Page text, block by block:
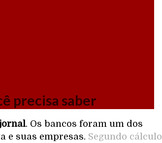
precisa saber
. Os bancos foram um dos
e suas empresas. Segundo cálculo